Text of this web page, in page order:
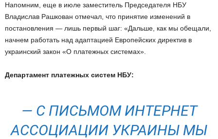
Напомним, еще в июле заместитель Председателя НБУ
Владислав Рашкован отмечал, что принятие изменений в
постановления — лишь первый шаг: «Дальше, как мы обещали,
начнем работать над адаптацией Европейских директив в
украинский закон «О платежных системах».
Департамент платежных систем НБУ:
— С ПИСЬМОМ ИНТЕРНЕТ
АССОЦИАЦИИ УКРАИНЫ МЫ